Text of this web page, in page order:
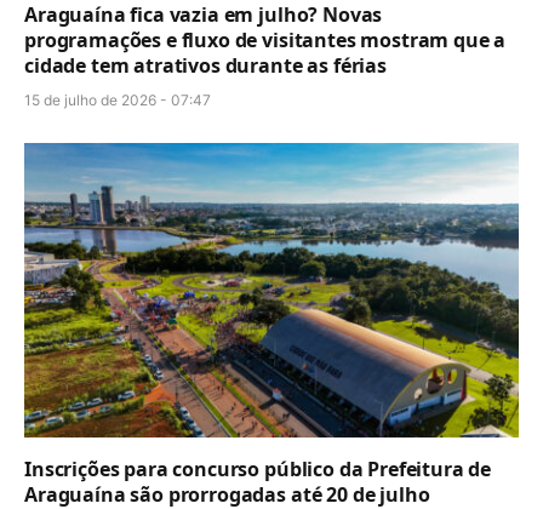
Araguaína fica vazia em julho? Novas
programações e fluxo de visitantes mostram que a
cidade tem atrativos durante as férias
15 de julho de 2026 - 07:47
Inscrições para concurso público da Prefeitura de
Araguaína são prorrogadas até 20 de julho